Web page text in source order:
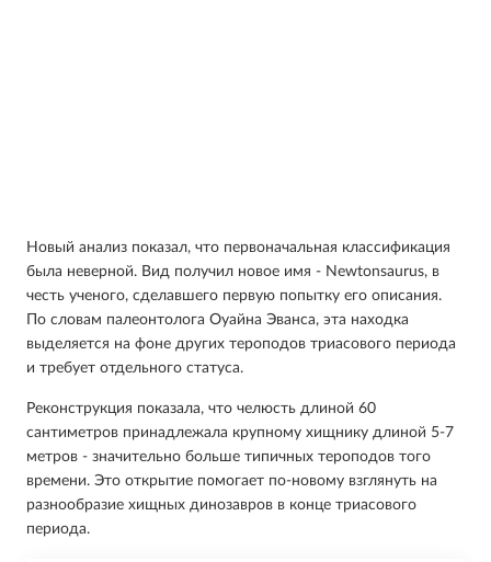
Новый анализ показал, что первоначальная классификация
была неверной. Вид получил новое имя - Newtonsaurus, в
честь ученого, сделавшего первую попытку его описания.
По словам палеонтолога Оуайна Эванса, эта находка
выделяется на фоне других тероподов триасового периода
и требует отдельного статуса.
Реконструкция показала, что челюсть длиной 60
сантиметров принадлежала крупному хищнику длиной 5-7
метров - значительно больше типичных тероподов того
времени. Это открытие помогает по-новому взглянуть на
разнообразие хищных динозавров в конце триасового
периода.